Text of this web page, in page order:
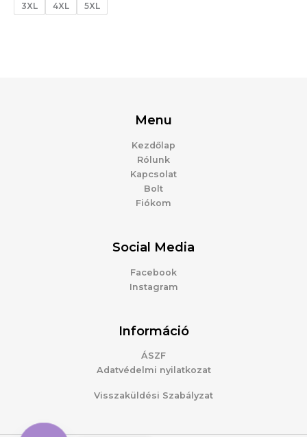
3XL
4XL 5XL
Menu
Kezdőlap
Rólunk
Kapcsolat
Bolt
Fiókom
Social Media
Facebook
Instagram
Információ
ÁSZF
Adatvédelmi nyilatkozat
Visszaküldési Szabályzat